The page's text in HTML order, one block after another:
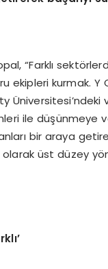
“Farklı
ekipleri kurmak. Y
ile düşünmeye
bir araya
üst düzey
’